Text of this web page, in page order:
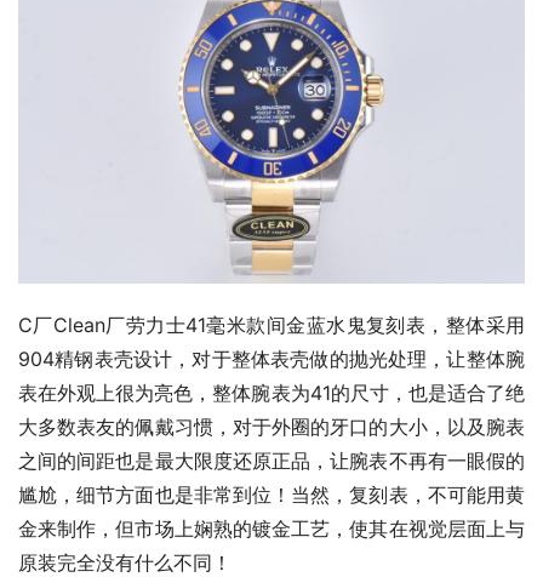
C厂Clean厂劳力士41毫米款间金蓝水鬼复刻表，整体采用
904精钢表壳设计，对于整体表壳做的抛光处理，让整体腕
表在外观上很为亮色，整体腕表为41的尺寸，也是适合了绝
大多数表友的佩戴习惯，对于外圈的牙口的大小，以及腕表
之间的间距也是最大限度还原正品，让腕表不再有一眼假的
尴尬，细节方面也是非常到位！当然，复刻表，不可能用黄
金来制作，但市场上娴熟的镀金工艺，使其在视觉层面上与
原装完全没有什么不同！